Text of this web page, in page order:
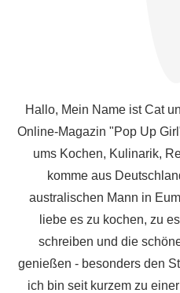
Hallo, Mein Name ist Cat
Online-Magazin "Pop Up
ums Kochen, Kulinarik,
komme aus
australischen Mann in
liebe es zu kochen, zu
schreiben und die
genießen - besonders den
ich bin seit kurzem zu